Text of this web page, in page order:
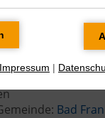
mit
Uhr
Bad
Bad
Impressum |